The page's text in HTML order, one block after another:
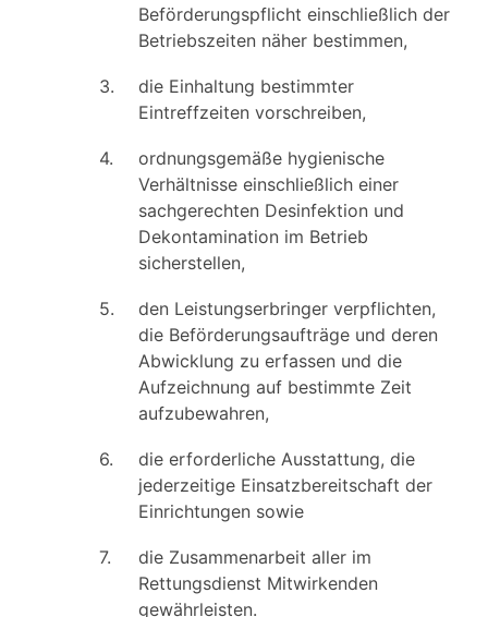
Beförderungspflicht einschließlich der
Betriebszeiten näher bestimmen,
3. die Einhaltung bestimmter
Eintreffzeiten vorschreiben,
4.
ordnungsgemäße hygienische
Verhältnisse einschließlich einer
sachgerechten Desinfektion und
Dekontamination im Betrieb
sicherstellen,
5. den Leistungserbringer verpflichten,
die Beförderungsaufträge und deren
Abwicklung zu erfassen und die
Aufzeichnung auf bestimmte Zeit
aufzubewahren,
6.
die erforderliche Ausstattung, die
jederzeitige Einsatzbereitschaft der
Einrichtungen sowie
7.
die Zusammenarbeit aller im
Rettungsdienst Mitwirkenden
gewährleisten.